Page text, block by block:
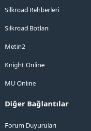
Silkroad Rehberleri
Silkroad Botları
Metin2
Knight Online
MU Online
Diğer Bağlantılar
Forum Duyuruları